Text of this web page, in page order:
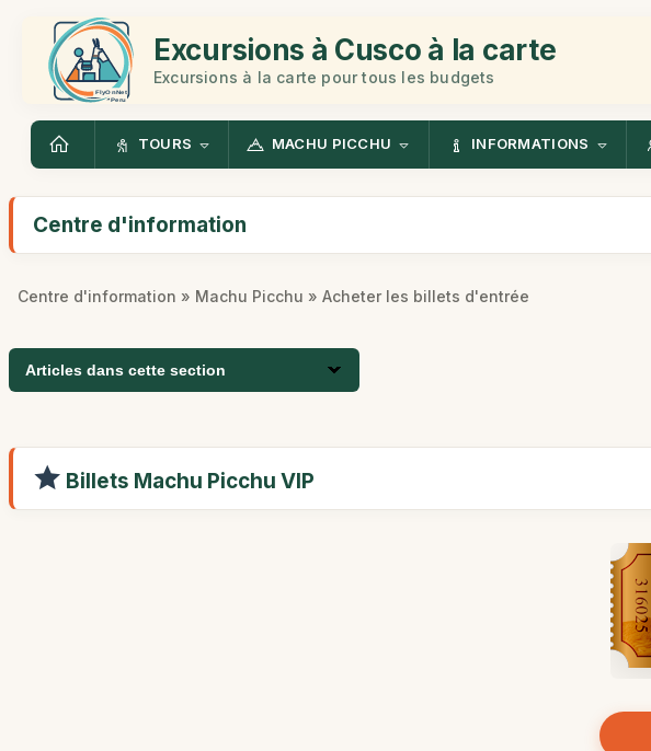
Excursions à Cusco à la carte
Excursions à la carte pour tous les budgets
TOURS MACHU PICCHU INFORMATIONS
Centre d'information
Centre d'information » Machu Picchu » Acheter les billets d'entrée
Articles dans cette section
Billets Machu Picchu VIP